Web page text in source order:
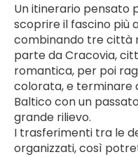
Un itinerario pensato
scoprire il fascino più
combinando tre città
parte da Cracovia,
romantica, per poi
colorata, e terminare
Baltico con un
grande rilievo.
I trasferimenti tra le
organizzati, così